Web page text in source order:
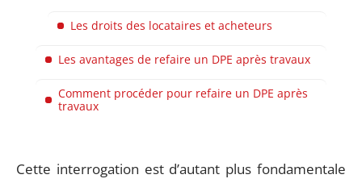
Les droits des locataires et acheteurs
Les avantages de refaire un DPE après travaux
Comment procéder pour refaire un DPE après
travaux
Cette interrogation est d’autant plus fondamentale